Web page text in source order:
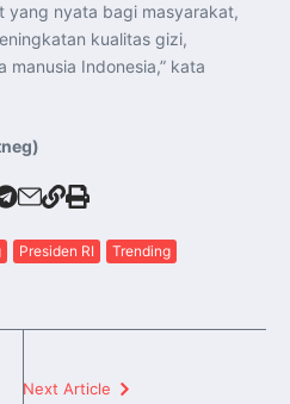
yang nyata bagi masyarakat,
kualitas gizi,
Indonesia,” kata
Presiden RI Trending
Next Article